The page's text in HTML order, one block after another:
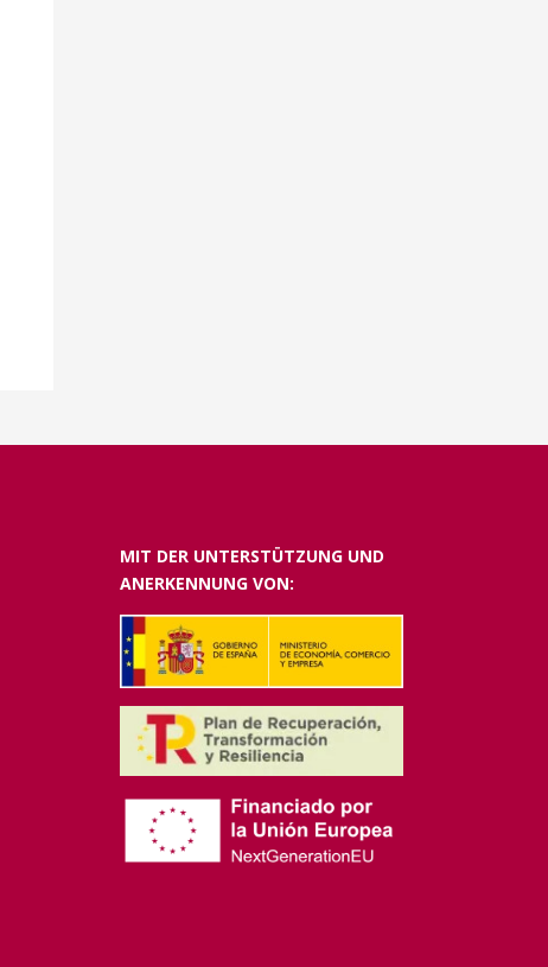
MIT DER UNTERSTÜTZUNG UND
ANERKENNUNG VON: